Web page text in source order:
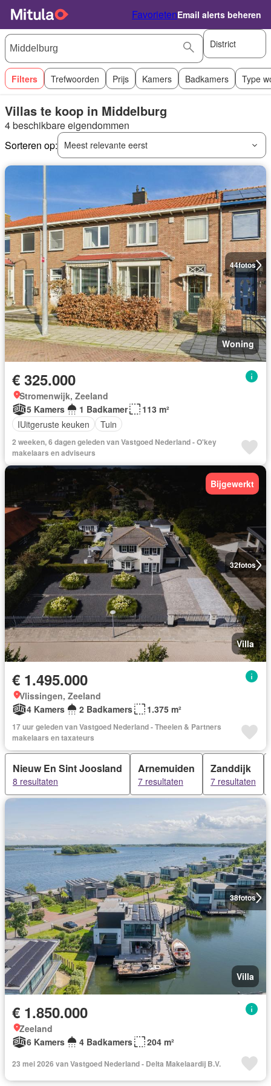
FavorietenEmail alerts beheren
District
Filters Trefwoorden Prijs Kamers Badkamers Type
Villas te koop in Middelburg
4 beschikbare eigendommen
Sorteren op:
Meest relevante eerst
44fotos
Woning
€ 325.000
Stromenwijk, Zeeland
5 Kamers
1 Badkamer
113 m²
IUitgeruste keuken
Tuin
2 weeken, 6 dagen geleden van Vastgoed Nederland - O'key
makelaars en adviseurs
32fotos
Bijgewerkt
Villa
€ 1.495.000
Vlissingen, Zeeland
4 Kamers
2 Badkamers 1.375 m²
17 uur geleden van Vastgoed Nederland - Theelen & Partners
makelaars en taxateurs
Nieuw En Sint Joosland
8 resultaten
Arnemuiden
7 resultaten
Zanddijk
7 resultaten
38fotos
Villa
€ 1.850.000
Zeeland
6 Kamers
4 Badkamers 204 m²
23 mei 2026 van Vastgoed Nederland - Delta Makelaardij B.V.